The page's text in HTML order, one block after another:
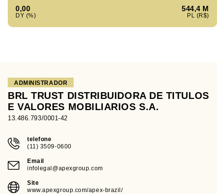
0,00 544,4 M
ADMINISTRADOR
BRL TRUST DISTRIBUIDORA DE TITULOS
E VALORES MOBILIARIOS S.A.
13.486.793/0001-42
telefone
(11) 3509-0600
Email
infolegal@apexgroup.com
Site
www.apexgroup.com/apex-brazil/